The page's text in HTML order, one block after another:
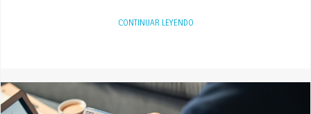
CONTINUAR LEYENDO